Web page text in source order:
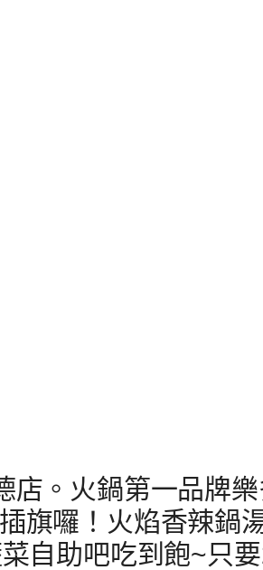
店。火鍋第一品牌
旗囉！火焰香辣鍋
自助吧吃到飽~只要